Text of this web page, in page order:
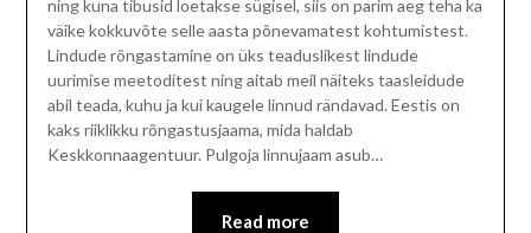
ning kuna tibusid loetakse sügisel, siis on parim aeg teha ka
väike kokkuvõte selle aasta põnevamatest kohtumistest.
Lindude rõngastamine on üks teaduslikest lindude
uurimise meetoditest ning aitab meil näiteks taasleidude
abil teada, kuhu ja kui kaugele linnud rändavad. Eestis on
kaks riiklikku rõngastusjaama, mida haldab
Keskkonnaagentuur. Pulgoja linnujaam asub…
Read more